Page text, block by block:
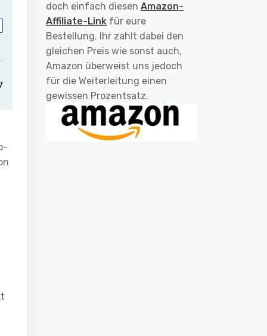
doch einfach diesen Amazon-
Affiliate-Link für eure
Bestellung. Ihr zahlt dabei den
gleichen Preis wie sonst auch,
Amazon überweist uns jedoch
für die Weiterleitung einen
gewissen Prozentsatz.